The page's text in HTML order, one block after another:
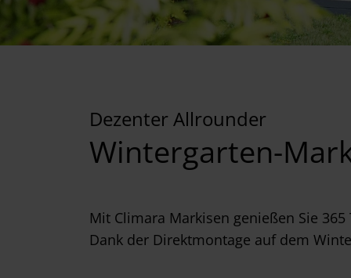
Dezenter Allrounder
Wintergarten-
Mit Climara Markisen genießen Sie
Dank der Direktmontage auf dem